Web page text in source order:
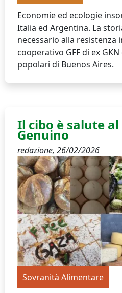
Economie ed ecologie
Italia ed Argentina. La
necessario alla resistenza
cooperativo GFF di ex
popolari di Buenos Aires.
Il cibo è salute
Genuino
redazione, 26/02/2026
Sovranità Alimentare